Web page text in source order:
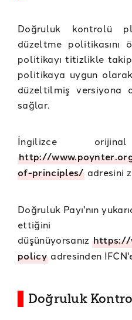
Doğruluk kontrolü
düzeltme politikasını
politikayı titizlikle
politikaya uygun
düzeltilmiş versiyona
sağlar.
İngilizce
http://
of-principles/ adresini
Doğruluk Payı'nın
ettiğini
düşünüyorsanız https://
policyadresinden
Doğruluk